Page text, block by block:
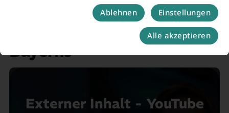
Landkreis Landshut - ein
starkes Stück im Herzen
Bayerns
Externer Inhalt - YouTube
Ablehnen Einstellungen
Alle akzeptieren